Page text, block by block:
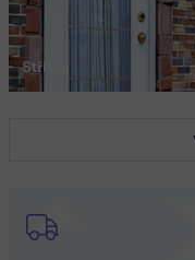
Stříška